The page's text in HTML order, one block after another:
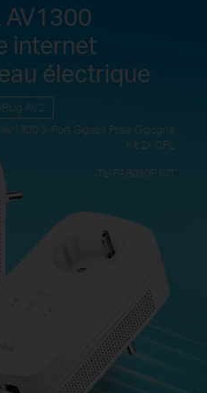
AV1300
internet
électrique
AV2
AV1300 3-Port Gigabit Prise Gigogne
Kit 2x CPL
TL-PA8030P KIT